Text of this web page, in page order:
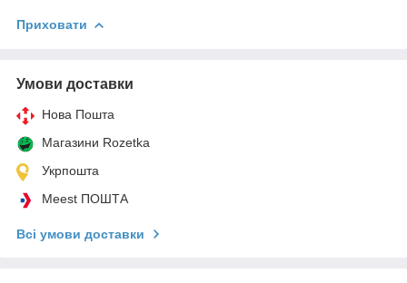
Приховати
Умови доставки
Нова Пошта
Магазини Rozetka
Укрпошта
Meest ПОШТА
Всі умови доставки